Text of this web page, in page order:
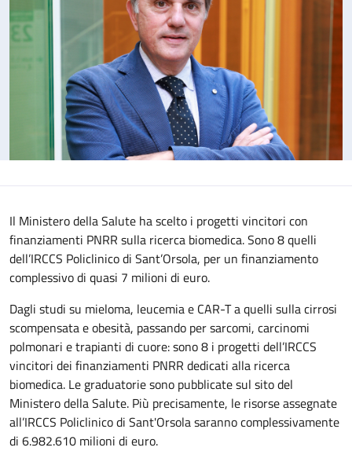
Il Ministero della Salute ha scelto i progetti vincitori con
finanziamenti PNRR sulla ricerca biomedica. Sono 8 quelli
dell’IRCCS Policlinico di Sant’Orsola, per un finanziamento
complessivo di quasi 7 milioni di euro.
Dagli studi su mieloma, leucemia e CAR-T a quelli sulla cirrosi
scompensata e obesità, passando per sarcomi, carcinomi
polmonari e trapianti di cuore: sono 8 i progetti dell’IRCCS
vincitori dei finanziamenti PNRR dedicati alla ricerca
biomedica. Le graduatorie sono pubblicate sul sito del
Ministero della Salute. Più precisamente, le risorse assegnate
all’IRCCS Policlinico di Sant'Orsola saranno complessivamente
di 6.982.610 milioni di euro.